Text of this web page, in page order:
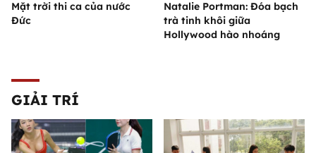
Mặt trời thi ca của nước
Đức
Natalie Portman: Đóa bạch
trà tinh khôi giữa
Hollywood hào nhoáng
GIẢI TRÍ